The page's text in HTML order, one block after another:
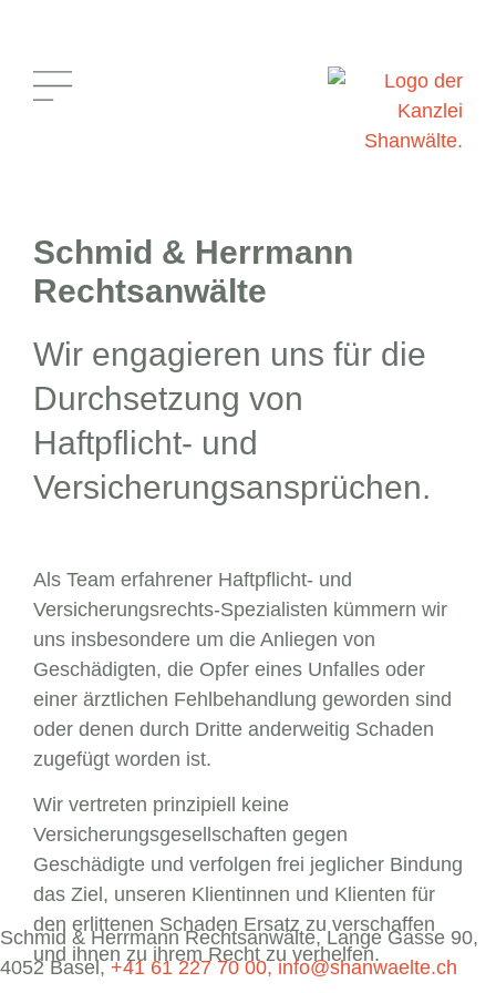
Schmid & Herrmann
Rechtsanwälte
Wir engagieren uns für die
Durchsetzung von
Haftpflicht- und
Versicherungsansprüchen.
Als Team erfahrener Haftpflicht- und
Versicherungsrechts-Spezialisten kümmern wir
uns insbesondere um die Anliegen von
Geschädigten, die Opfer eines Unfalles oder
einer ärztlichen Fehlbehandlung geworden sind
oder denen durch Dritte anderweitig Schaden
zugefügt worden ist.
Wir vertreten prinzipiell keine
Versicherungsgesellschaften gegen
Geschädigte und verfolgen frei jeglicher Bindung
das Ziel, unseren Klientinnen und Klienten für
den erlittenen Schaden Ersatz zu verschaffen
und ihnen zu ihrem Recht zu verhelfen.
Schmid & Herrmann Rechtsanwälte, Lange Gasse 90,
4052 Basel,+41 61 227 70 00, info@shanwaelte.ch